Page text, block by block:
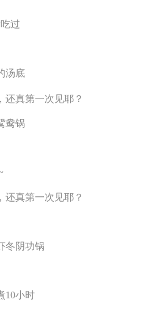
过
汤底
鸯锅
冬阴功锅
10小时